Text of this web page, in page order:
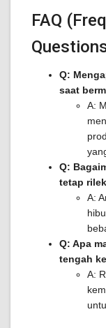
FAQ
Q:
saat
A:
Q:
tetap
A:
Q: Apa
tengah
A: